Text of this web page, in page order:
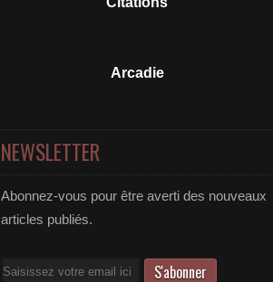
Arcadie
NEWSLETTER
Abonnez-vous pour être averti des nouveaux
articles publiés.
Email